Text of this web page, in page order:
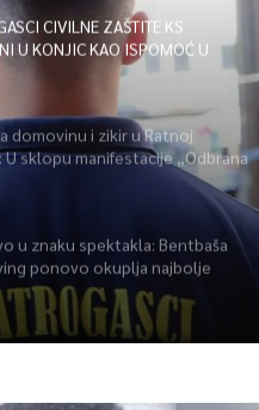
CIVILNE ZAŠTITE KS
U KONJIC KAO ISPOMOĆ U
POŽARA
domovinu i zikir u Ratnoj
U sklopu manifestacije „Odbrana
2026“ odana počast
u znaku spektakla: Bentbaša
ponovo okuplja najbolje
i vrhunsku zabavu